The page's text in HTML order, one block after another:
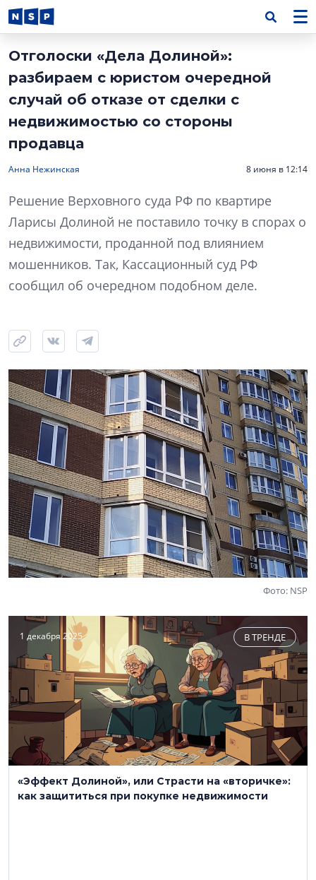
Отголоски «Дела Долиной»:
разбираем с юристом очередной
случай об отказе от сделки с
недвижимостью со стороны
продавца
Анна Нежинская 8 июня в 12:14
Решение Верховного суда РФ по квартире
Ларисы Долиной не поставило точку в спорах о
недвижимости, проданной под влиянием
мошенников. Так, Кассационный суд РФ
сообщил об очередном подобном деле.
Фото: NSP
1 декабря 2025 В ТРЕНДЕ
«Эффект Долиной», или Страсти на «вторичке»:
как защититься при покупке недвижимости